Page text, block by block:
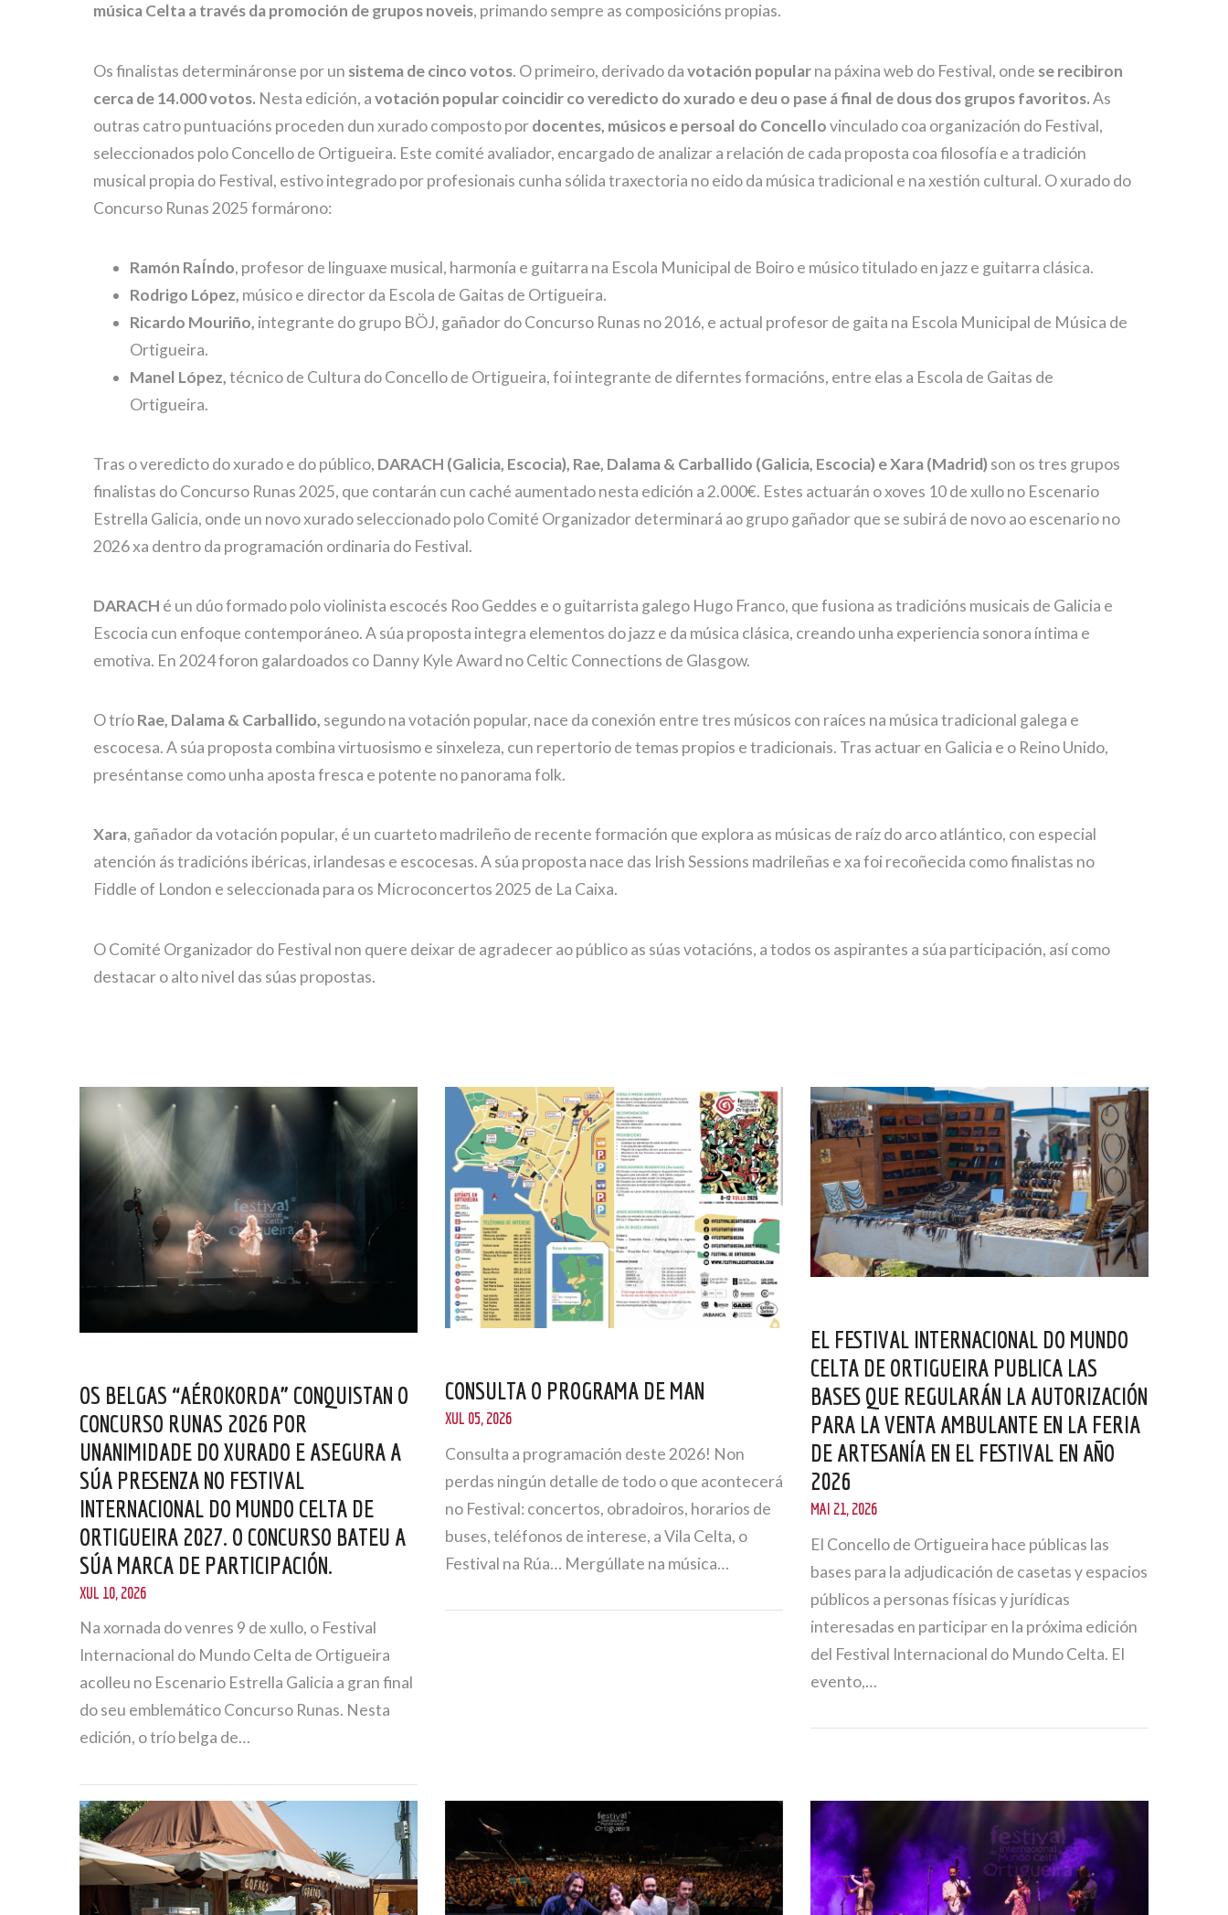
música Celta a través da promoción de grupos noveis, primando sempre as composicións propias.
Os finalistas determináronse por un sistema de cinco votos. O primeiro, derivado davotación popularna páxina web do Festival, onde se recibiron
cerca de 14.000 votos. Nesta edición, avotación popular coincidir co veredicto do xurado e deu o pase á final de dous dos grupos favoritos.As
outras catro puntuacións proceden dun xurado composto pordocentes, músicos e persoal do Concellovinculado coa organización do Festival,
seleccionados polo Concello de Ortigueira. Este comité avaliador, encargado de analizar a relación de cada proposta coa filosofía e a tradición
musical propia do Festival, estivo integrado por profesionais cunha sólida traxectoria no eido da música tradicional e na xestión cultural. O xurado do
Concurso Runas 2025 formárono:
Ramón RaÍndo, profesor de linguaxe musical, harmonía e guitarra na Escola Municipal de Boiro e músico titulado en jazz e guitarra clásica.
Rodrigo López, músico e director da Escola de Gaitas de Ortigueira.
Ricardo Mouriño, integrante do grupo BÖJ, gañador do Concurso Runas no 2016, e actual profesor de gaita na Escola Municipal de Música de
Ortigueira.
Manel López,técnico de Cultura do Concello de Ortigueira, foi integrante de diferntes formacións, entre elas a Escola de Gaitas de
Ortigueira.
Tras o veredicto do xurado e do público, DARACH (Galicia, Escocia), Rae, Dalama & Carballido (Galicia, Escocia) e Xara (Madrid)son os tres grupos
finalistas do Concurso Runas 2025, que contarán cun caché aumentado nesta edición a 2.000€. Estes actuarán o xoves 10 de xullo no Escenario
Estrella Galicia, onde un novo xurado seleccionado polo Comité Organizador determinará ao grupo gañador que se subirá de novo ao escenario no
2026 xa dentro da programación ordinaria do Festival.
DARACH é un dúo formado polo violinista escocés Roo Geddes e o guitarrista galego Hugo Franco, que fusiona as tradicións musicais de Galicia e
Escocia cun enfoque contemporáneo. A súa proposta integra elementos do jazz e da música clásica, creando unha experiencia sonora íntima e
emotiva. En 2024 foron galardoados co Danny Kyle Award no Celtic Connections de Glasgow.
O tríoRae, Dalama & Carballido, segundo na votación popular, nace da conexión entre tres músicos con raíces na música tradicional galega e
escocesa. A súa proposta combina virtuosismo e sinxeleza, cun repertorio de temas propios e tradicionais. Tras actuar en Galicia e o Reino Unido,
preséntanse como unha aposta fresca e potente no panorama folk.
Xara, gañador da votación popular, é un cuarteto madrileño de recente formación que explora as músicas de raíz do arco atlántico, con especial
atención ás tradicións ibéricas, irlandesas e escocesas. A súa proposta nace das Irish Sessions madrileñas e xa foi recoñecida como finalistas no
Fiddle of London e seleccionada para os Microconcertos 2025 de La Caixa.
O Comité Organizador do Festival non quere deixar de agradecer ao público as súas votacións, a todos os aspirantes a súa participación, así como
destacar o alto nivel das súas propostas.
OS BELGAS “AÉROKORDA” CONQUISTAN O
CONCURSO RUNAS 2026 POR
UNANIMIDADE DO XURADO E ASEGURA A
SÚA PRESENZA NO FESTIVAL
INTERNACIONAL DO MUNDO CELTA DE
ORTIGUEIRA 2027. O CONCURSO BATEU A
SÚA MARCA DE PARTICIPACIÓN.
XUL 10, 2026
Na xornada do venres 9 de xullo, o Festival
Internacional do Mundo Celta de Ortigueira
acolleu no Escenario Estrella Galicia a gran final
do seu emblemático Concurso Runas. Nesta
edición, o trío belga de…
CONSULTA O PROGRAMA DE MAN
XUL 05, 2026
Consulta a programación deste 2026! Non
perdas ningún detalle de todo o que acontecerá
no Festival: concertos, obradoiros, horarios de
buses, teléfonos de interese, a Vila Celta, o
Festival na Rúa… Mergúllate na música…
EL FESTIVAL INTERNACIONAL DO MUNDO
CELTA DE ORTIGUEIRA PUBLICA LAS
BASES QUE REGULARÁN LA AUTORIZACIÓN
PARA LA VENTA AMBULANTE EN LA FERIA
DE ARTESANÍA EN EL FESTIVAL EN AÑO
2026
MAI 21, 2026
El Concello de Ortigueira hace públicas las
bases para la adjudicación de casetas y espacios
públicos a personas físicas y jurídicas
interesadas en participar en la próxima edición
del Festival Internacional do Mundo Celta. El
evento,…